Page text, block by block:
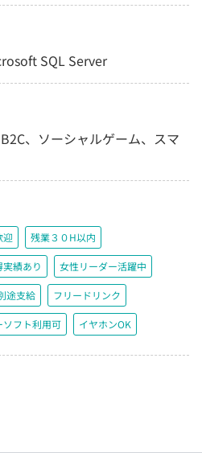
SQL Server
、ソーシャルゲーム、スマ
迎 残業３０H以内
績あり 女性リーダー活躍中
途支給 フリードリンク
ソフト利用可 イヤホンOK